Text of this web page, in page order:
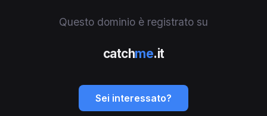
Questo dominio è registrato su
catchme.it
Sei interessato?